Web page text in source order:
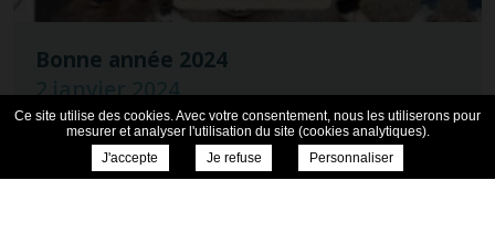
Bonne année 2024
2 janvier 2024
En vous souhaitant une excellente année
2024 🎉
Ce site utilise des cookies. Avec votre consentement, nous les utiliserons pour
mesurer et analyser l'utilisation du site (cookies analytiques).
J'accepte
Je refuse Personnaliser